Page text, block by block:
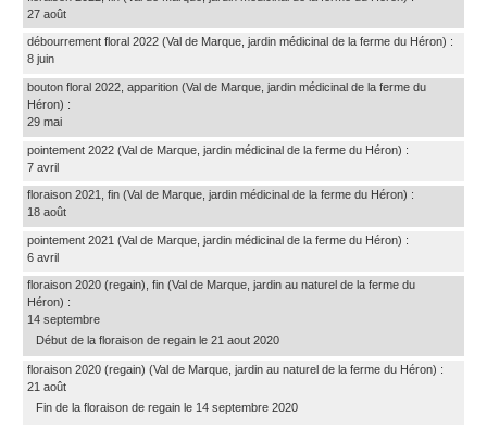
27 août
débourrement floral 2022 (Val de Marque, jardin médicinal de la ferme du Héron) :
8 juin
bouton floral 2022, apparition (Val de Marque, jardin médicinal de la ferme du
Héron) :
29 mai
pointement 2022 (Val de Marque, jardin médicinal de la ferme du Héron) :
7 avril
floraison 2021, fin (Val de Marque, jardin médicinal de la ferme du Héron) :
18 août
pointement 2021 (Val de Marque, jardin médicinal de la ferme du Héron) :
6 avril
floraison 2020 (regain), fin (Val de Marque, jardin au naturel de la ferme du
Héron) :
14 septembre
Début de la floraison de regain le 21 aout 2020
floraison 2020 (regain) (Val de Marque, jardin au naturel de la ferme du Héron) :
21 août
Fin de la floraison de regain le 14 septembre 2020